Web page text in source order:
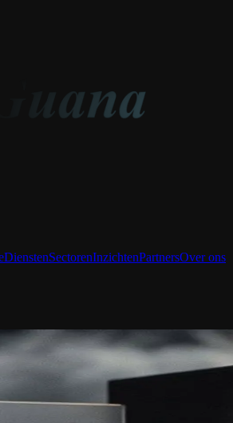
DienstenSectorenInzichtenPartnersOver ons
Azure-backup en HL7